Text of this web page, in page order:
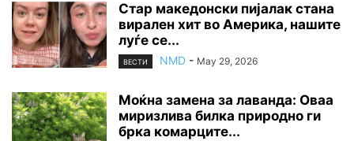
Стар македонски пијалак стана
вирален хит во Америка, нашите
луѓе се...
ВЕСТИ NMD - May 29, 2026
Моќна замена за лаванда: Оваа
миризлива билка природно ги
брка комарците...